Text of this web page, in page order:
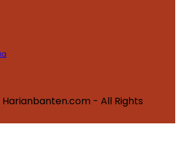
- All Rights